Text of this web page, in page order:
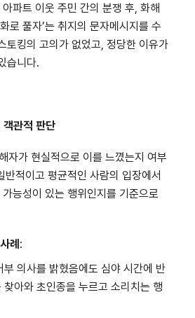
아파트 이웃 주민 간의 분쟁 후, 화해
로 풀자’는 취지의 문자메시지를 수
토킹의 고의가 없었고, 정당한 이유가
습니다.
객관적 판단
자가 현실적으로 이를 느꼈는지 여부
적이고 평균적인 사람의 입장에서
능성이 있는 행위인지를 기준으로
례 :
부 의사를 밝혔음에도 심야 시간에 반
아와 초인종을 누르고 소리치는 행